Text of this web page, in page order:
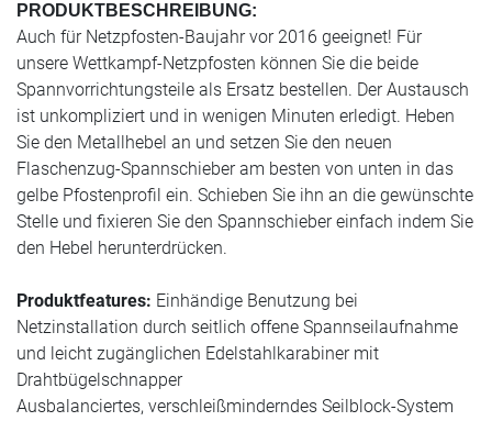
PRODUKTBESCHREIBUNG:
Auch für Netzpfosten-Baujahr vor 2016 geeignet! Für
unsere Wettkampf-Netzpfosten können Sie die beide
Spannvorrichtungsteile als Ersatz bestellen. Der Austausch
ist unkompliziert und in wenigen Minuten erledigt. Heben
Sie den Metallhebel an und setzen Sie den neuen
Flaschenzug-Spannschieber am besten von unten in das
gelbe Pfostenprofil ein. Schieben Sie ihn an die gewünschte
Stelle und fixieren Sie den Spannschieber einfach indem Sie
den Hebel herunterdrücken.
Produktfeatures: Einhändige Benutzung bei
Netzinstallation durch seitlich offene Spannseilaufnahme
und leicht zugänglichen Edelstahlkarabiner mit
Drahtbügelschnapper
Ausbalanciertes, verschleißminderndes Seilblock-System